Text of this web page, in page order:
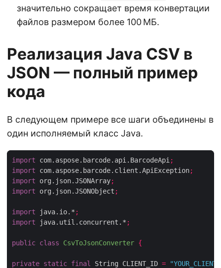
значительно сокращает время конвертации
файлов размером более 100 МБ.
Реализация Java CSV в
JSON — полный пример
кода
В следующем примере все шаги объединены в
один исполняемый класс Java.
import com.aspose.barcode.api.BarcodeApi ;
import com.aspose.barcode.client.ApiException;
import org.json.JSONArray;
import org.json.JSONObject ;
import java.io.* ;
import java.util.concurrent.* ;
public class CsvToJsonConverter {
private static final String CLIENT_ID =